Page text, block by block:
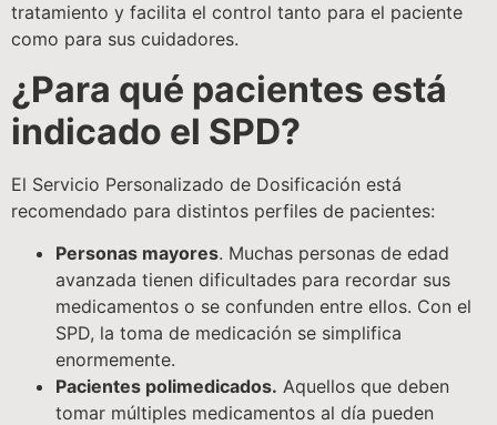
tratamiento y facilita el control tanto para el paciente
como para sus cuidadores.
¿Para qué pacientes está
indicado el SPD?
El Servicio Personalizado de Dosificación está
recomendado para distintos perfiles de pacientes:
Personas mayores. Muchas personas de edad
avanzada tienen dificultades para recordar sus
medicamentos o se confunden entre ellos. Con el
SPD, la toma de medicación se simplifica
enormemente.
Pacientes polimedicados. Aquellos que deben
tomar múltiples medicamentos al día pueden